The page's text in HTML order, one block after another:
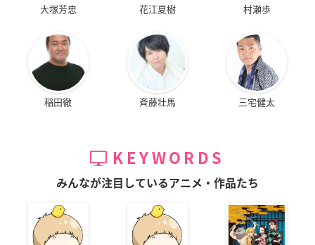
大塚芳忠 花江夏樹 村瀬歩
稲田徹 斉藤壮馬 三宅健太
KEYWORDS
みんなが注目しているアニメ・作品たち